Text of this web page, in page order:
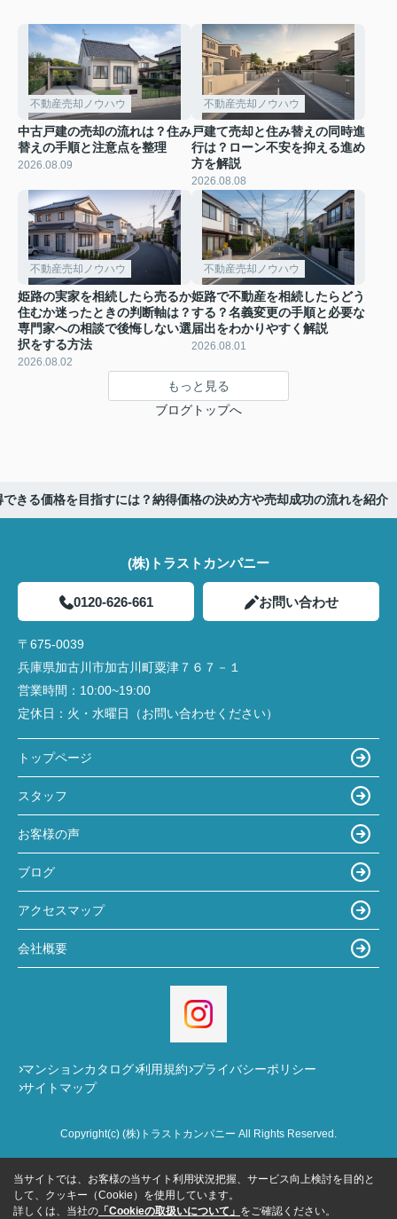
不動産売却ノウハウ
中古戸建の売却の流れは？住み
替えの手順と注意点を整理
2026.08.09
不動産売却ノウハウ
戸建て売却と住み替えの同時進
行は？ローン不安を抑える進め
方を解説
2026.08.08
不動産売却ノウハウ
姫路の実家を相続したら売るか
住むか迷ったときの判断軸は？
専門家への相談で後悔しない選
択をする方法
2026.08.02
不動産売却ノウハウ
姫路で不動産を相続したらどう
する？名義変更の手順と必要な
届出をわかりやすく解説
2026.08.01
もっと見る
ブログトップへ
きる価格を目指すには？納得価格の決め方や売却成功の流れを紹介
(株)トラストカンパニー
0120-626-661 お問い合わせ
〒675-0039
兵庫県加古川市加古川町粟津７６７－１
営業時間： 10:00~19:00
定休日： 火・水曜日（お問い合わせください）
トップページ
スタッフ
お客様の声
ブログ
アクセスマップ
会社概要
マンションカタログ 利用規約 プライバシーポリシー
サイトマップ
Copyright(c) (株)トラストカンパニー All Rights Reserved.
当サイトでは、お客様の当サイト利用状況把握、サービス向上検討を目的と
して、クッキー（Cookie）を使用しています。
詳しくは、当社の 「Cookieの取扱いについて」 をご確認ください。